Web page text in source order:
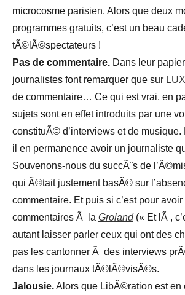
microcosme parisien. Alors que deux
programmes gratuits, c’est un beau
tÃ©lÃ©spectateurs !
Pas de commentaire. Dans leur
journalistes font remarquer que sur
de commentaire… Ce qui est vrai, en
sujets sont en effet introduits par une
constituÃ© d’interviews et de
il en permanence avoir un journaliste
Souvenons-nous du succÃ¨s de
qui Ã©tait justement basÃ© sur
commentaire. Et puis si c’est pour avoir
commentaires Ã la Groland(« Et lÃ ,
autant laisser parler ceux qui ont des
pas les cantonner Ã des interviews
dans les journaux tÃ©lÃ©visÃ©s.
Jalousie.Alors que LibÃ©ration est en